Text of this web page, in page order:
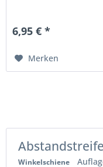
6,95 € *
Merken
Winkelschiene